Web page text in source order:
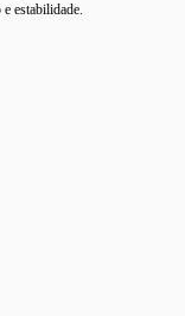
estabilidade.